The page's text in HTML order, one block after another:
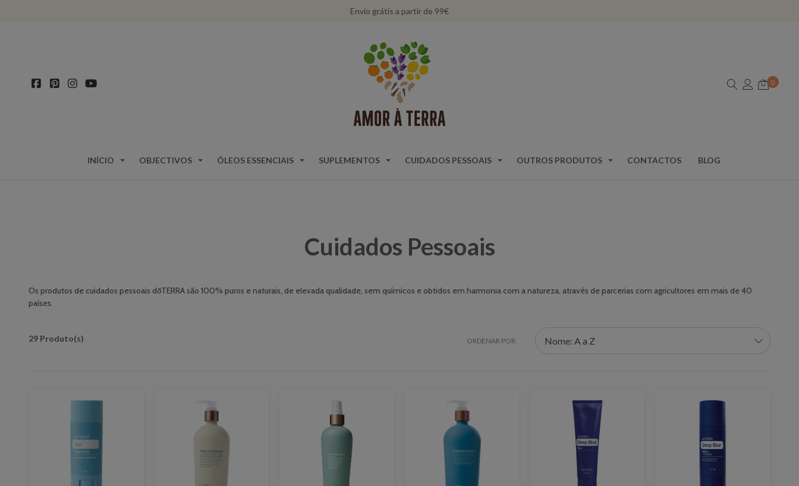
Envio grátis a partir de 99€
0
INÍCIO OBJECTIVOS ÓLEOS ESSENCIAIS SUPLEMENTOS CUIDADOS PESSOAIS OUTROS PRODUTOS CONTACTOS BLOG
Cuidados Pessoais
Os produtos de cuidados pessoais dōTERRA são 100% puros e naturais, de elevada qualidade, sem químicos e obtidos em harmonia com a natureza, através de parcerias com agricultores em mais de 40
países.
29 Produto(s) ORDENAR POR: